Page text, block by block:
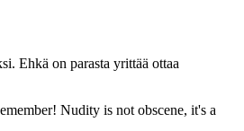
Ehkä on parasta yrittää ottaa
Nudity is not obscene, it's a